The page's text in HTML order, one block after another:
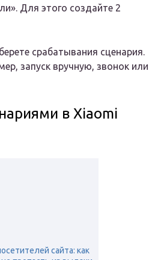
Для этого создайте 2
срабатывания сценария.
запуск вручную, звонок или
в Xiaomi
сайта: как